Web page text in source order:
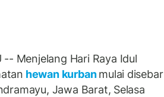
-- Menjelang Hari Raya Idul
hewan kurbanmulai disebar
Jawa Barat, Selasa